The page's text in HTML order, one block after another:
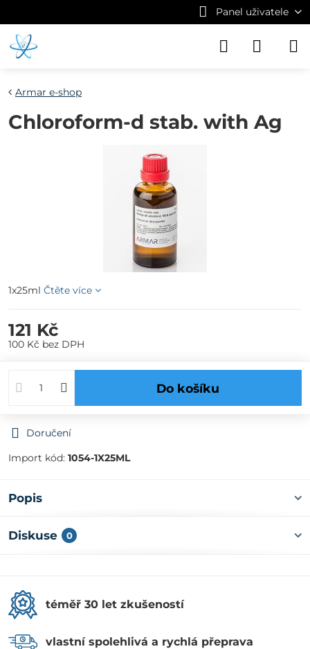
Panel uživatele
Armar e-shop
Chloroform-d stab. with Ag
1x25ml Čtěte více
121 Kč
100 Kč bez DPH
Do košíku
Doručení
Import kód: 1054-1X25ML
Popis
Diskuse 0
téměř 30 let zkušeností
vlastní spolehlivá a rychlá přeprava